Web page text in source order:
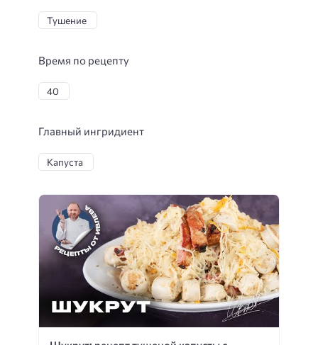
Тушение
Время по рецепту
40
Главный ингридиент
Капуста